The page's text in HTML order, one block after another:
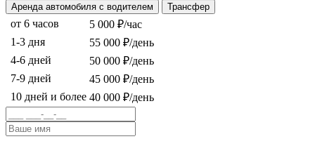
Аренда автомобиля с водителем Трансфер
от 6 часов
5 000 ₽/час
1-3 дня
55 000 ₽/день
4-6 дней
50 000 ₽/день
7-9 дней
45 000 ₽/день
10 дней и более 40 000 ₽/день